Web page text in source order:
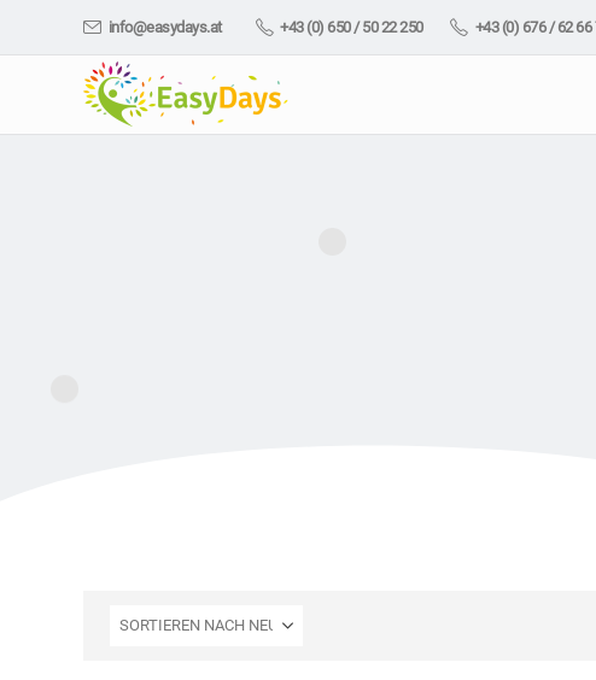
info@easydays.at +43 (0) 650 / 50 22 250 +43 (0) 676 / 62 66